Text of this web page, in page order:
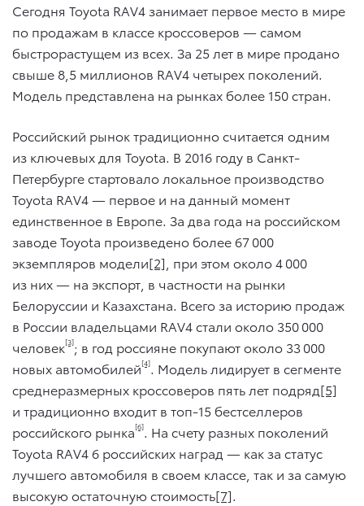
Сегодня Toyota RAV4 занимает первое место в мире
по продажам в классе кроссоверов — самом
быстрорастущем из всех. За 25 лет в мире продано
свыше 8,5 миллионов RAV4 четырех поколений.
Модель представлена на рынках более 150 стран.
Российский рынок традиционно считается одним
из ключевых для Toyota. В 2016 году в Санкт-
Петербурге стартовало локальное производство
Toyota RAV4 — первое и на данный момент
единственное в Европе. За два года на российском
заводе Toyota произведено более 67 000
экземпляров модели[2] , при этом около 4 000
из них — на экспорт, в частности на рынки
Белоруссии и Казахстана. Всего за историю продаж
в России владельцами RAV4 стали около 350 000
человек[3]; в год россияне покупают около 33 000
новых автомобилей[4]. Модель лидирует в сегменте
среднеразмерных кроссоверов пять лет подряд[5]
и традиционно входит в топ-15 бестселлеров
российского рынка[6]. На счету разных поколений
Toyota RAV4 6 российских наград — как за статус
лучшего автомобиля в своем классе, так и за самую
высокую остаточную стоимость[7].